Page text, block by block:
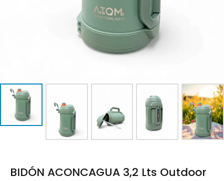
BIDÓN ACONCAGUA 3,2 Lts Outdoor